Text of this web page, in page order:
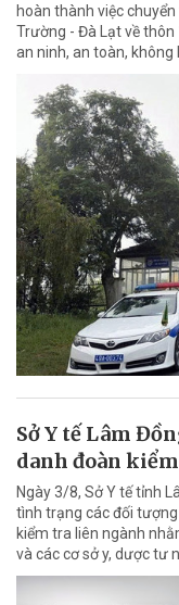
hoàn thành việc
Trường - Đà Lạt về thôn
an ninh, an toàn, không
Sở Y tế Lâm
danh đoàn
Ngày 3/8, Sở Y tế tỉnh
tình trạng các đối
kiểm tra liên ngành
và các cơ sở y, dược tư